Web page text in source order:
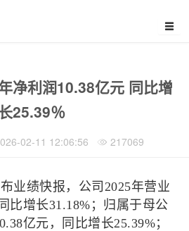
净利润10.38亿元 同比增
25.39％
02-11 12:06:56 217069
业绩快报，公司2025年营业
比增长31.18%；归属于母公
亿元，同比增长25.39%；